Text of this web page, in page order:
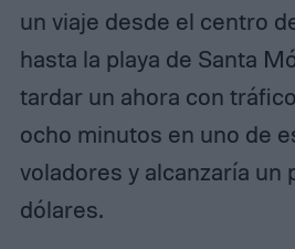
un viaje desde el centro
hasta la playa de Santa
tardar un ahora con
ocho minutos en uno de
voladores y alcanzaría un
dólares.